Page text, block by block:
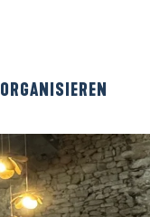
ORGANISIEREN